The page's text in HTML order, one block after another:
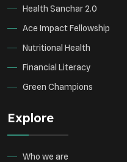
Health Sanchar 2.0
Ace Impact Fellowship
Nutritional Health
Financial Literacy
Green Champions
Explore
Who we are